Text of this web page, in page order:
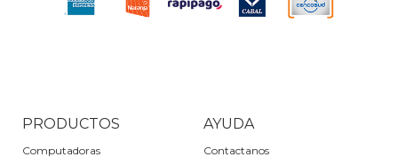
PRODUCTOS
Computadoras
AYUDA
Contactanos